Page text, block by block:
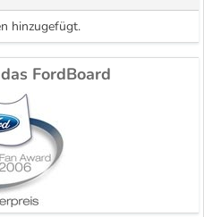
hinzugefügt.
FordBoard